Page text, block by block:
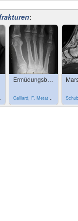
by the following
flare
:
CC by-nc-sa-4.0
Ermüdungsbruch
Gaillard, F. Metatarsal stress fracture. Case study, Radiopaedia.org. (accessed on 23 Oct 2022) https://doi.org/10.53347/rID-2683